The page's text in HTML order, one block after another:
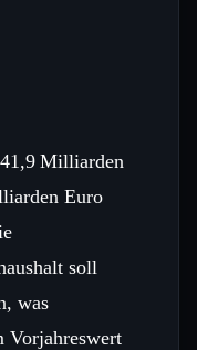
Milliarden
Euro
soll
was
Vorjahreswert